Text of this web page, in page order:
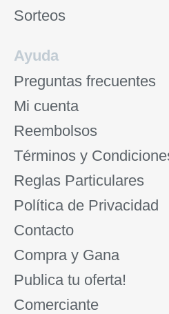
Sorteos
Ayuda
Preguntas frecuentes
Mi cuenta
Reembolsos
Términos y
Reglas Particulares
Política de Privacidad
Contacto
Compra y Gana
Publica tu oferta!
Comerciante